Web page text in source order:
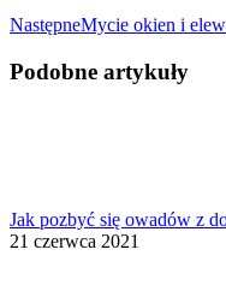
NastępneNastępny
Mycie okien i
Podobne artykuły
Jak pozbyć się owadów z
21 czerwca 2021